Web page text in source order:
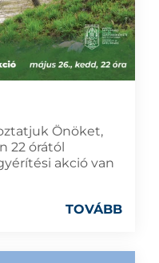
Önöket,
22 órától
akció van
TOVÁBB